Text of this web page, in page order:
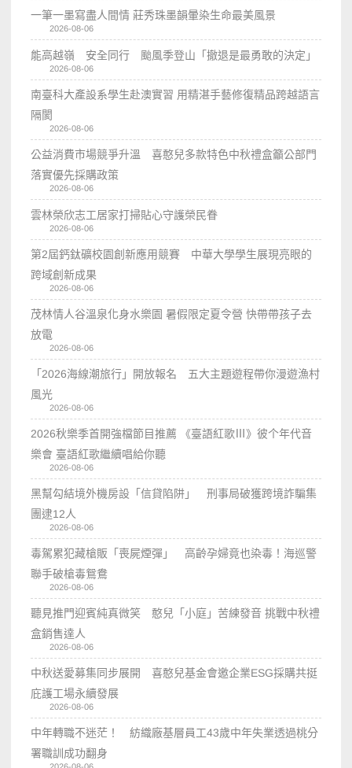
一筆一墨寫盡人間情 莊秀珠墨韻暈染生命最美風景
2026-08-06
能高越嶺 安全同行 颱風季登山「撤退是最勇敢的決定」
2026-08-06
南臺科大產設系學生赴澳實習 用精湛手藝修復精品跨越語言
隔閡
2026-08-06
公益消費市場競爭升溫 喜憨兒多款特色中秋禮盒籲公部門
落實優先採購政策
2026-08-06
雲林榮欣志工居家打掃貼心守護榮民眷
2026-08-06
第2屆鈣鈦礦校園創新應用競賽 中華大學學生展現亮眼的
跨域創新成果
2026-08-06
茂林情人谷溫泉化身水樂園 暑假限定夏令營 快帶帶孩子去
放電
2026-08-06
「2026海線潮旅行」開放報名 五大主題遊程帶你漫遊漁村
風光
2026-08-06
2026秋樂季首開強檔節目推薦 《臺語紅歌Ⅲ》彼个年代音
樂會 臺語紅歌繼續唱給你聽
2026-08-06
黑幫勾結境外機房設「信貸陷阱」 刑事局破獲跨境詐騙集
團逮12人
2026-08-06
毒駕累犯藏槍販「喪屍煙彈」 高齡孕婦竟也染毒！海巡警
聯手破槍毒鴛鴦
2026-08-06
聽見推門迎賓純真微笑 憨兒「小庭」苦練發音 挑戰中秋禮
盒銷售達人
2026-08-06
中秋送愛募集同步展開 喜憨兒基金會邀企業ESG採購共挺
庇護工場永續發展
2026-08-06
中年轉職不迷茫！ 紡織廠基層員工43歲中年失業透過桃分
署職訓成功翻身